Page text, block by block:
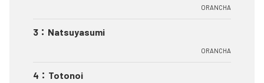
ORANCHA
3 ： Natsuyasumi
ORANCHA
4 ： Totonoi